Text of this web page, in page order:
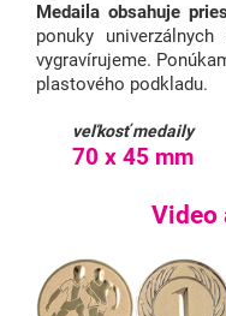
Medaila obsahuje
ponuky
vygravírujeme.
plastového podkladu.
veľkosť medaily
70 x 45 mm
Video